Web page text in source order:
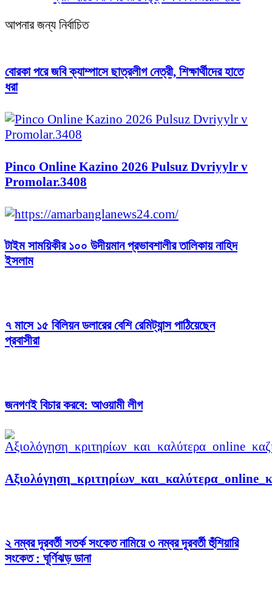
আপনার জন্য নির্বাচিত
বোরকা পরে জবি ক্যাম্পাসে ছাত্রলীগ নেত্রী, শিক্ষার্থীদের হাতে
ধরা
Pinco Online Kazino 2026 Pulsuz Dvriyylr v
Promolar.3408
টাইম সাময়িকীর ১০০ উদীয়মান প্রভাবশালীর তালিকায় নাহিদ
ইসলাম
৭ মাসে ১৫ বিলিয়ন ডলারের বে‌শি রেমিট্যান্স পা‌ঠিয়েছেন
প্রবাসীরা
জনগণই বিচার করবে: আওয়ামী লীগ
২ নম্বর দূরবর্তী সতর্ক সংকেত নামিয়ে ৩ নম্বর দূরবর্তী হুঁশিয়ারি
সংকেত : ঘূর্ণিঝড় ডানা